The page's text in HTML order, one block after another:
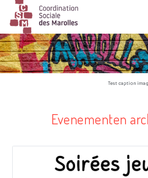
Main Navigation
Test caption
Evenementen